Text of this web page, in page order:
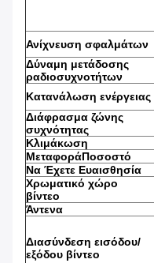
Ανίχνευση σφαλμάτων
Δύναμη μετάδοσης
ραδιοσυχνοτήτων
Κατανάλωση ενέργειας
Διάφρασμα ζώνης
συχνότητας
Κλιμάκωση
ΜεταφοράΠοσοστό
Να Έχετε Ευαισθησία
Χρωματικό χώρο
βίντεο
Άντενα
Διασύνδεση εισόδου/
εξόδου βίντεο